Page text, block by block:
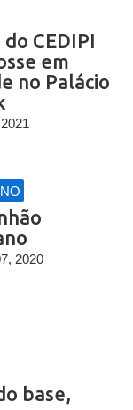
CEDIPI
em
no Palácio
2020
base,